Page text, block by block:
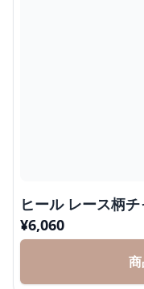
ヒール レース柄
¥6,060